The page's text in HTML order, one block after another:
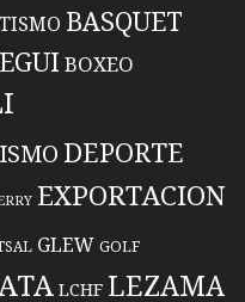
BASQUET
BOXEO
DEPORTE
EXPORTACION
GLEW GOLF
LCHF LEZAMA